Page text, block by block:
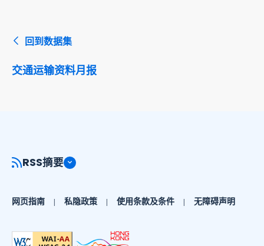
回到数据集
交通运输资料月报
RSS摘要
网页指南 私隐政策 使用条款及条件 无障碍声明